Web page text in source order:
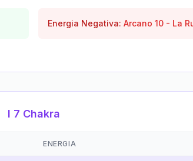
Energia Negativa: Arcano 10 - La
I 7 Chakra
ENERGIA